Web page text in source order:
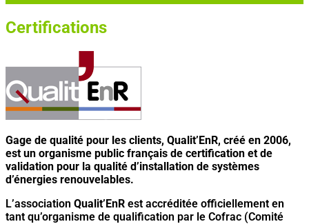
Certifications
Gage de qualité pour les clients, Qualit’EnR, créé en 2006,
est un organisme public français de certification et de
validation pour la qualité d’installation de systèmes
d’énergies renouvelables.
L’association Qualit’EnR est accréditée officiellement en
tant qu’organisme de qualification par le Cofrac (Comité